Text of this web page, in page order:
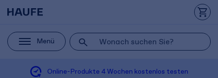
Menü
Online-Produkte 4 Wochen kostenlos testen